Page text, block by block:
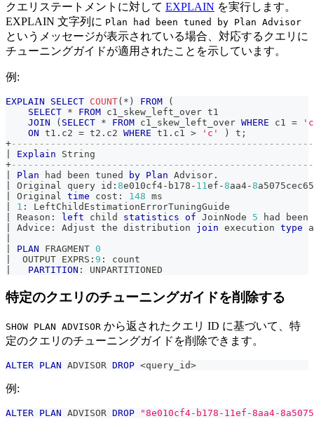
クエリステートメントに対して EXPLAIN を実行します。
EXPLAIN 文字列に Plan had been tuned by Plan Advisor
というメッセージが表示されている場合、対応するクエリに
チューニングガイドが適用されたことを示しています。
例:
EXPLAIN SELECT COUNT( * ) FROM
(
SELECT * FROM c1_skew_left_over t1
JOIN
( SELECT * FROM c1_skew_left_over WHERE c1 =
ON t1 . c2 = t2 . c2 WHERE t1 . c1 > 'c' ) t ;
+
Explain
+
Plan had been tuned by Plan Advisor .
Original query id: 8e010cf4- b178 - 11ef -8aa4-8
Original time cost: 148
1 :
Reason: left child statistics of JoinNode 5 had been
Advice: Adjust the distribution join execution type
PLAN FRAGMENT 0
  OUTPUT EXPRS:
9 :
PARTITION :
特定のクエリのチューニングガイドを削除する
SHOW PLAN ADVISOR から返されたクエリ ID に基づいて、特
定のクエリのチューニングガイドを削除できます。
ALTER PLAN ADVISOR DROP <query_id>
例:
ALTER PLAN ADVISOR DROP "8e010cf4-b178-11ef-8aa4-